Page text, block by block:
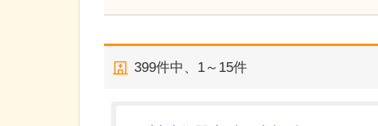
399件中、 1～15件